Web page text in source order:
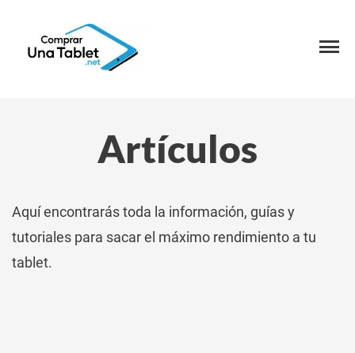
Artículos
Aquí encontrarás toda la información, guías y
tutoriales para sacar el máximo rendimiento a tu
tablet.